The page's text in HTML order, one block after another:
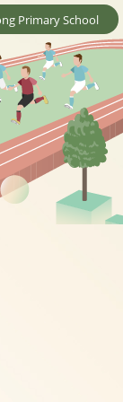
Primary School